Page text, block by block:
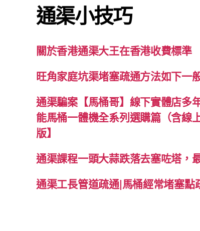
通渠小技巧
關於香港通渠大王在香港收費標準
旺角家庭坑渠堵塞疏通方法如下一
通渠騙案【馬桶哥】線下實體店多
能馬桶一體機全系列選購篇（含線
版】
通渠課程一頭大蒜跌落去塞咗塔，
通渠工長管道疏通|馬桶經常堵塞點